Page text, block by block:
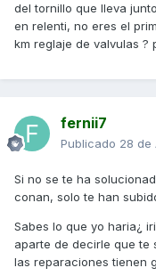
del tornillo que lleva
en relenti, no eres el
km reglaje de valvulas ?
fernii7
Publicado 28 de
Si no se te ha
conan, solo te han
Sabes lo que yo haria¿
aparte de decirle que te
las reparaciones tienen